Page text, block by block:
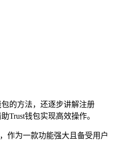
的方法，还逐步讲解注册
Trust钱包实现高效操作。
作为一款功能强大且备受用户